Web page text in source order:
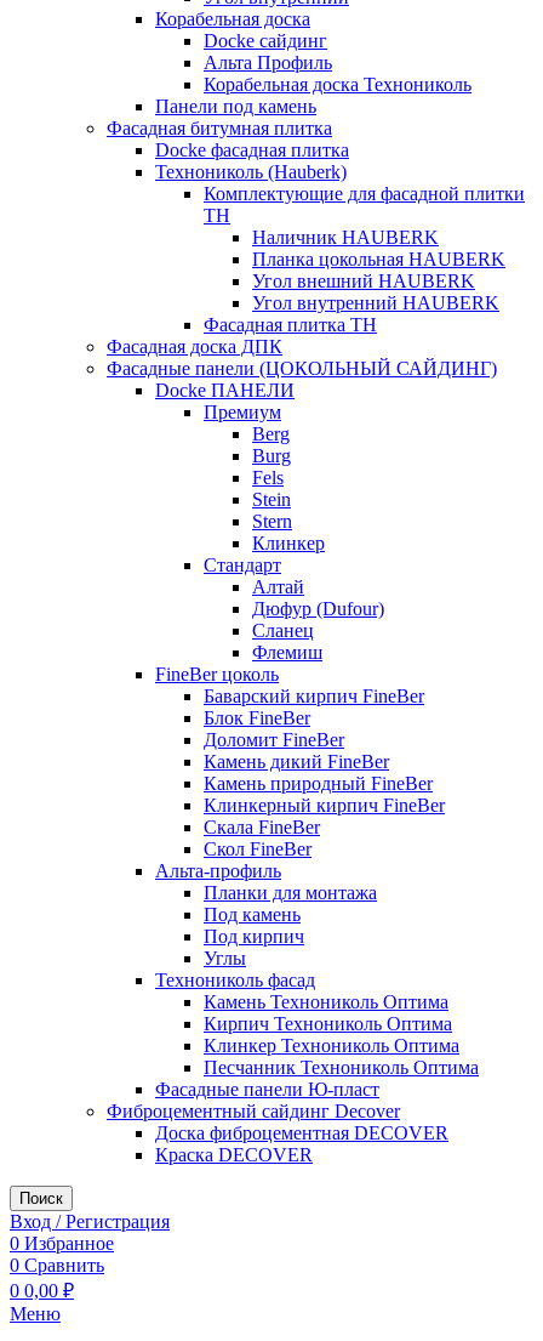
Корабельная доска
Docke сайдинг
Альта Профиль
Корабельная доска Технониколь
Панели под камень
Фасадная битумная плитка
Docke фасадная плитка
Технониколь (Hauberk)
Комплектующие для фасадной плитки
ТН
Наличник HAUBERK
Планка цокольная HAUBERK
Угол внешний HAUBERK
Угол внутренний HAUBERK
Фасадная плитка ТН
Фасадная доска ДПК
Фасадные панели (ЦОКОЛЬНЫЙ САЙДИНГ)
Docke ПАНЕЛИ
Премиум
Berg
Burg
Fels
Stein
Stern
Клинкер
Стандарт
Алтай
Дюфур (Dufour)
Сланец
Флемиш
FineBer цоколь
Баварский кирпич FineBer
Блок FineBer
Доломит FineBer
Камень дикий FineBer
Камень природный FineBer
Клинкерный кирпич FineBer
Скала FineBer
Скол FineBer
Альта-профиль
Планки для монтажа
Под камень
Под кирпич
Углы
Технониколь фасад
Камень Технониколь Оптима
Кирпич Технониколь Оптима
Клинкер Технониколь Оптима
Песчанник Технониколь Оптима
Фасадные панели Ю-пласт
Фиброцементный сайдинг Decover
Доска фиброцементная DECOVER
Краска DECOVER
Поиск
Вход / Регистрация
0 Избранное
0 Сравнить
0 0,00 ₽
Меню